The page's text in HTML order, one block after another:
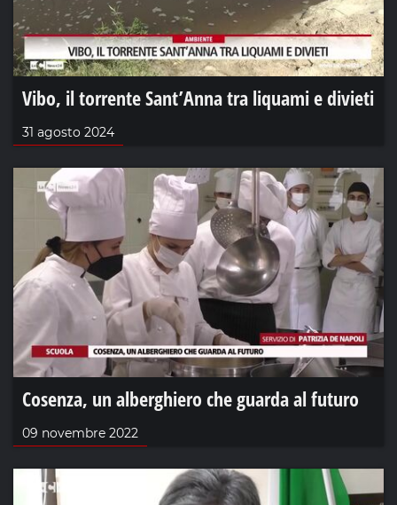
Vibo, il torrente Sant’Anna tra liquami e divieti
31 agosto 2024
Cosenza, un alberghiero che guarda al futuro
09 novembre 2022